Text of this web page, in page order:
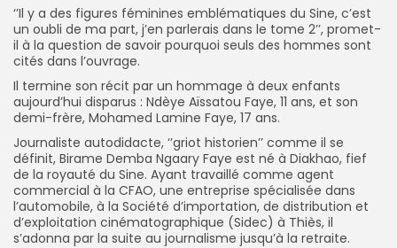
‘’Il y a des figures féminines emblématiques du Sine, c’est
un oubli de ma part, j’en parlerais dans le tome 2’’, promet-
il à la question de savoir pourquoi seuls des hommes sont
cités dans l’ouvrage.
Il termine son récit par un hommage à deux enfants
aujourd’hui disparus : Ndèye Aïssatou Faye, 11 ans, et son
demi-frère, Mohamed Lamine Faye, 17 ans.
Journaliste autodidacte, ‘’griot historien’’ comme il se
définit, Birame Demba Ngaary Faye est né à Diakhao, fief
de la royauté du Sine. Ayant travaillé comme agent
commercial à la CFAO, une entreprise spécialisée dans
l’automobile, à la Société d’importation, de distribution et
d’exploitation cinématographique (Sidec) à Thiès, il
s’adonna par la suite au journalisme jusqu’à la retraite.